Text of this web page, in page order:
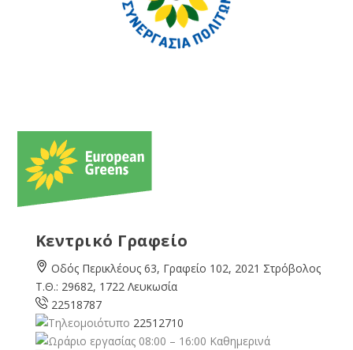
Κεντρικό Γραφείο
Οδός Περικλέους 63, Γραφείο 102, 2021 Στρόβολος
Τ.Θ.: 29682, 1722 Λευκωσία
22518787
22512710
08:00 – 16:00 Καθημερινά